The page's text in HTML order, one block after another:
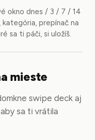
okno dnes / 3 / 7 / 14
prepínač na
sa ti páči, si uložíš.
mieste
swipe deck aj
sa ti vrátila